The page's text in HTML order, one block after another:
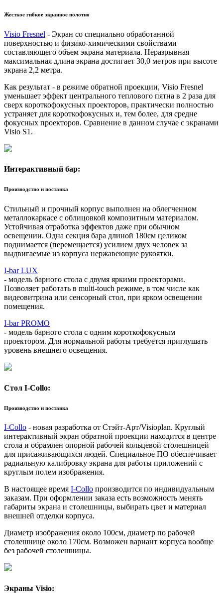
Жесткое гибкое экранное полотно
Visio Fresnel - Экран со специально обработанной
поверхностью и физико-химическими свойствами
составляющего объем экрана материала. Неразрывная
максимальная длина экрана достигает 30,0 метров при высоте
экрана 2,2 метра.
Как результат - в режиме обратной проекции, Visio Fresnel
уменьшает эффект центрального теплового пятна в 2 раза для
сверх короткофокусных проекторов, практически полностью
устраняет для короткофокусных и, тем более, для средне
фокусных проекторов. Сравнение в данном случае с экранами
Visio S1.
Интерактивный бар:
Производство и поставка
Стильный и прочный корпус выполнен на облегченном
металлокаркасе с облицовкой композитным материалом.
Устойчивая отработка эффектов даже при обычном
освещении. Одна секция бара длиной 180см целиком
поднимается (перемещается) усилием двух человек за
выдвигаемые из корпуса нержавеющие рукоятки.
I-bar LUX
- модель барного стола с двумя яркими проекторами.
Позволяет работать в multi-touch режиме, в том числе как
видеовитрина или сенсорный стол, при ярком освещении
помещения.
I-bar PROMO
- модель барного стола с одним короткофокусным
проектором. Для нормальной работы требуется приглушать
уровень внешнего освещения.
Стол I-Collo:
Производство и поставка
I-Collo - новая разработка от Стэйт-Арт/Visioplan. Круглый
интерактивный экран обратной проекции находится в центре
стола и обрамлен опорной рабочей кольцевой столешницей
для присаживающихся людей. Специальное ПО обеспечивает
радиальную калибровку экрана для работы приложений с
круглым полем изображения.
В настоящее время I-Collo производится по индивидуальным
заказам. При оформлении заказа есть возможность менять
габариты экрана и столешницы, выбирать цвет и материал
внешней отделки корпуса.
Диаметр изображения около 100см, диаметр по рабочей
столешнице около 170см. Возможен вариант корпуса вообще
без рабочей столешницы.
Экраны Visio: